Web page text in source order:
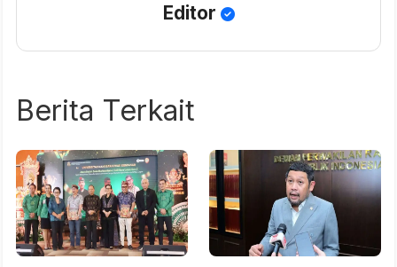
Editor
Berita Terkait